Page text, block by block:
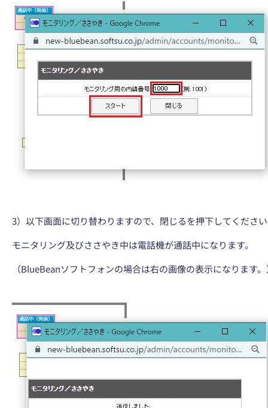
3）以下画面に切り替わりますので、閉じるを押下してくださ
モニタリング及びささやき中は電話機が通話中になります。
（BlueBeanソフトフォンの場合は右の画像の表示になります